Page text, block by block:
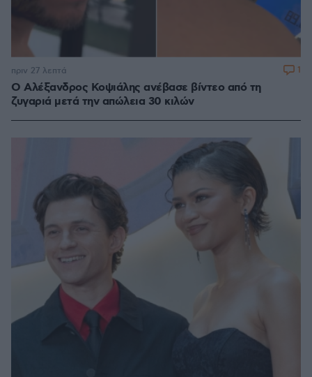
Ο Αλέξανδρος Κοψιάλης ανέβασε βίντεο από τη
ζυγαριά μετά την απώλεια 30 κιλών
πριν 27 λεπτά 1